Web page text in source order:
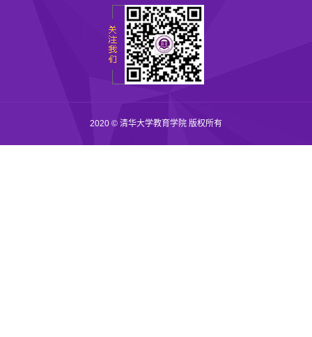
2020 © 清华大学教育学院 版权所有